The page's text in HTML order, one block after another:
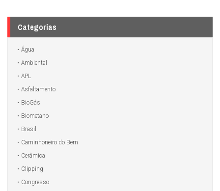
Categorias
Água
Ambiental
APL
Asfaltamento
BioGás
Biometano
Brasil
Caminhoneiro do Bem
Cerâmica
Clipping
Congresso